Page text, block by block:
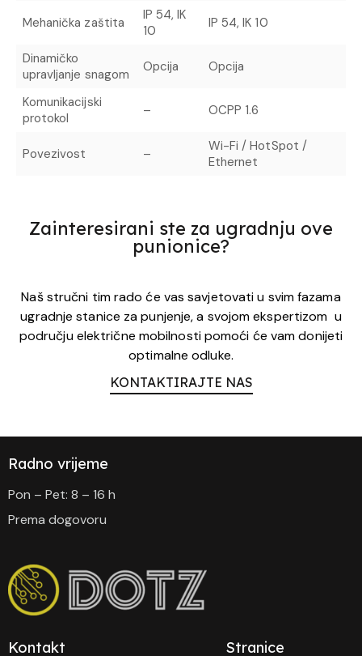
Mehanička zaštita
IP 54, IK
10
IP 54, IK 10
Dinamičko
upravljanje snagom
Opcija Opcija
Komunikacijski
protokol
– OCPP 1.6
Povezivost –
Wi-Fi / HotSpot /
Ethernet
Zainteresirani ste za ugradnju ove
punionice?
Naš stručni tim rado će vas savjetovati u svim fazama
ugradnje stanice za punjenje, a svojom ekspertizom u
području električne mobilnosti pomoći će vam donijeti
optimalne odluke.
KONTAKTIRAJTE NAS
Radno vrijeme
Pon – Pet: 8 – 16 h
Prema dogovoru
Kontakt Stranice